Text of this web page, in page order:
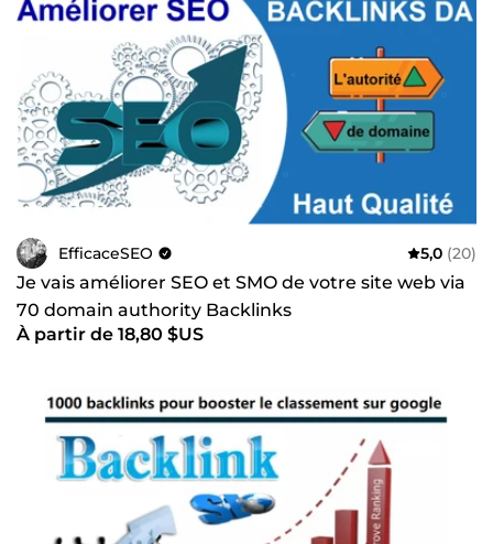
EfficaceSEO 5,0 (20)
Je vais améliorer SEO et SMO de votre site web via
70 domain authority Backlinks
À partir de 18,80 $US